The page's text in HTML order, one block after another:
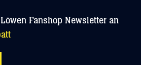
Fanshop Newsletter an